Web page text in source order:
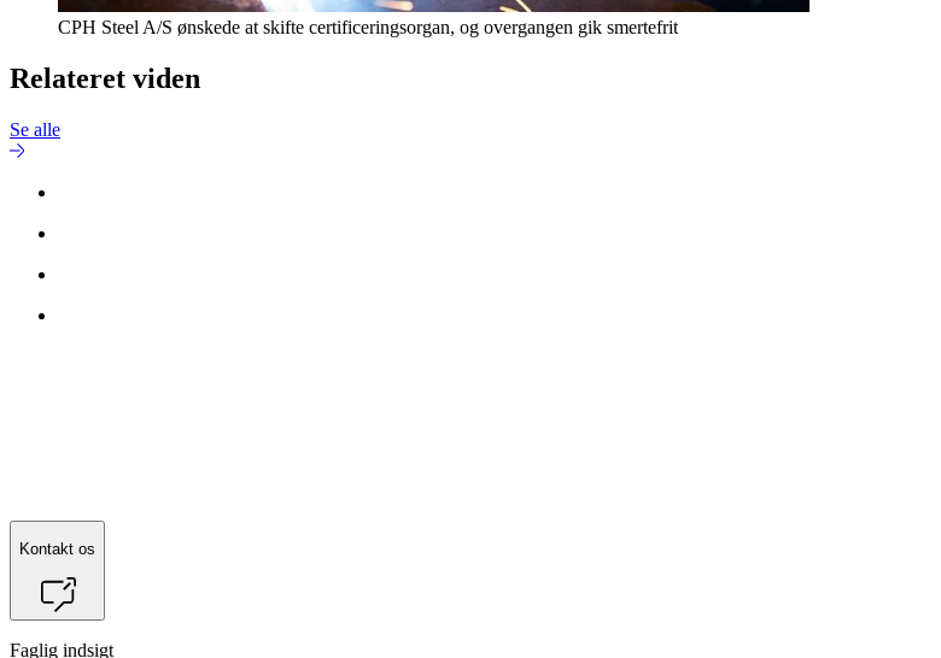
CPH Steel A/S ønskede at skifte certificeringsorgan, og overgangen gik smertefrit
Relateret viden
Se alle
Kontakt os
Faglig indsigt